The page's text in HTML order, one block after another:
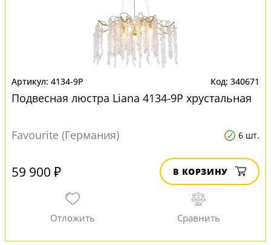
4134-9P 340671
Подвесная люстра Liana 4134-9P хрустальная
Favourite (Германия) 6 шт.
59 900 ₽ В КОРЗИНУ